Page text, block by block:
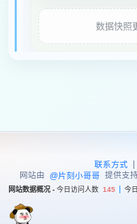
数据快照
联系方式 |
网站由
@片刻小哥哥 提供支
网站数据概况 - 今日访问人数 145 今